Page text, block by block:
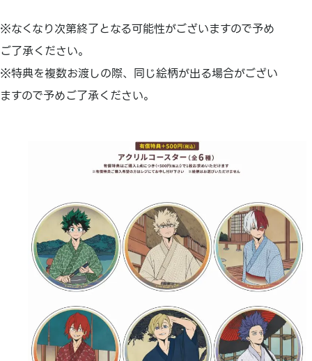
※なくなり次第終了となる可能性がございますので予め
ご了承ください。
※特典を複数お渡しの際、同じ絵柄が出る場合がござい
ますので予めご了承ください。